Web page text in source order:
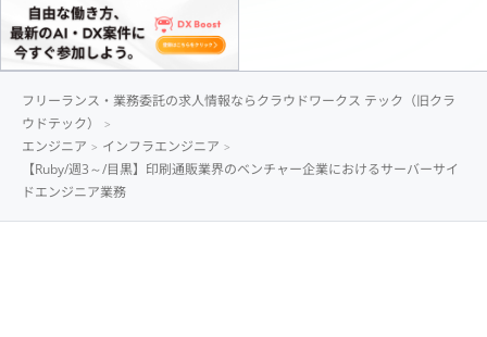
フリーランス・業務委託の求人情報ならクラウドワークス テック（旧クラ
ウドテック）
エンジニア
インフラエンジニア
【Ruby/週3～/目黒】印刷通販業界のベンチャー企業におけるサーバーサイ
ドエンジニア業務